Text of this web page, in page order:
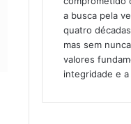
a busca pela
quatro
mas sem
valores
integridade e